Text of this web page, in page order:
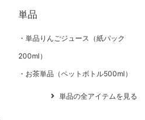
単品
単品りんごジュース（紙パック
200ml）
お茶単品（ペットボトル500ml）
単品の全アイテムを見る